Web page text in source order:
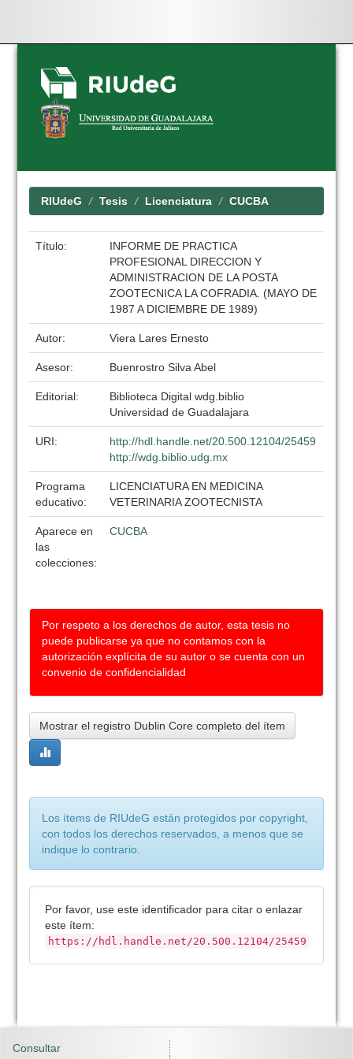
Skip
navigation
RIUdeG Tesis Licenciatura CUCBA
Título:
INFORME DE PRACTICA
PROFESIONAL DIRECCION Y
ADMINISTRACION DE LA POSTA
ZOOTECNICA LA COFRADIA. (MAYO DE
1987 A DICIEMBRE DE 1989)
Autor: Viera Lares Ernesto
Asesor: Buenrostro Silva Abel
Editorial:
Biblioteca Digital wdg.biblio
Universidad de Guadalajara
URI:
http://hdl.handle.net/20.500.12104/25459
http://wdg.biblio.udg.mx
Programa
educativo:
LICENCIATURA EN MEDICINA
VETERINARIA ZOOTECNISTA
Aparece en
las
colecciones:
CUCBA
Por respeto a los derechos de autor, esta tesis no
puede publicarse ya que no contamos con la
autorización explícita de su autor o se cuenta con un
convenio de confidencialidad
Mostrar el registro Dublin Core completo del ítem
Los ítems de RIUdeG están protegidos por copyright,
con todos los derechos reservados, a menos que se
indique lo contrario.
Por favor, use este identificador para citar o enlazar
este ítem:
https://hdl.handle.net/20.500.12104/25459
Consultar